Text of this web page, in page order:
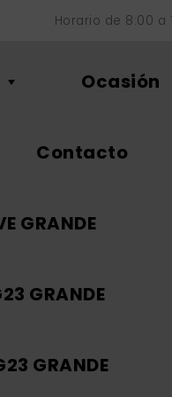
Horario de 8:00 a
Ocasión
Contacto
GRANDE
GRANDE
GRANDE